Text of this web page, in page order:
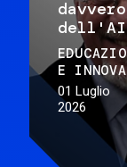
E
01 Luglio
2026